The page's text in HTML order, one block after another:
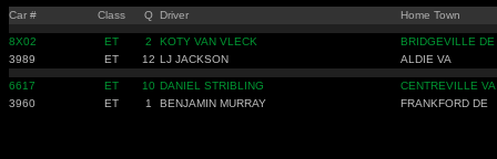
Car # Class Q Driver Home Town
8X02 ET 2 KOTY VAN VLECK
BRIDGEVILLE DE
3989
ET 12 LJ JACKSON ALDIE VA
6617 ET 10 DANIEL STRIBLING
CENTREVILLE VA
3960
ET 1 BENJAMIN MURRAY FRANKFORD DE